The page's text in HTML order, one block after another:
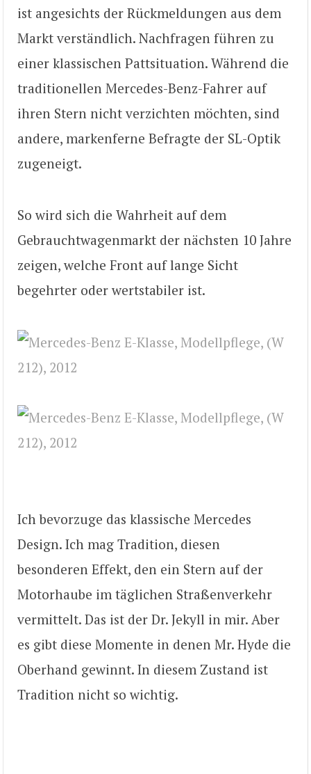
ist angesichts der Rückmeldungen aus dem
Markt verständlich. Nachfragen führen zu
einer klassischen Pattsituation. Während die
traditionellen Mercedes-Benz-Fahrer auf
ihren Stern nicht verzichten möchten, sind
andere, markenferne Befragte der SL-Optik
zugeneigt.
So wird sich die Wahrheit auf dem
Gebrauchtwagenmarkt der nächsten 10 Jahre
zeigen, welche Front auf lange Sicht
begehrter oder wertstabiler ist.
Ich bevorzuge das klassische Mercedes
Design. Ich mag Tradition, diesen
besonderen Effekt, den ein Stern auf der
Motorhaube im täglichen Straßenverkehr
vermittelt. Das ist der Dr. Jekyll in mir. Aber
es gibt diese Momente in denen Mr. Hyde die
Oberhand gewinnt. In diesem Zustand ist
Tradition nicht so wichtig.